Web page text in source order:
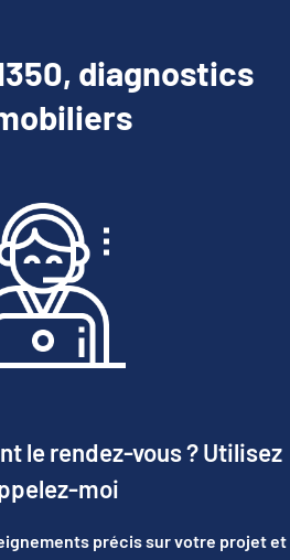
diagnostics
le rendez-vous ? Utilisez
moi
précis sur votre projet et